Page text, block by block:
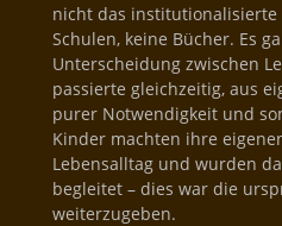
nicht das institutionalisierte
Schulen, keine Bücher. Es
Unterscheidung zwischen
passierte gleichzeitig, aus
purer Notwendigkeit und
Kinder machten ihre
Lebensalltag und wurden
begleitet – dies war die
weiterzugeben.